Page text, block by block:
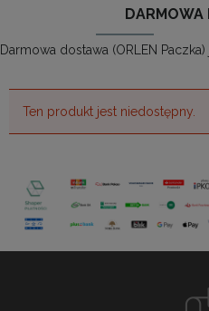
DARMOWA
Darmowa dostawa (ORLEN
Ten produkt jest niedostępny.